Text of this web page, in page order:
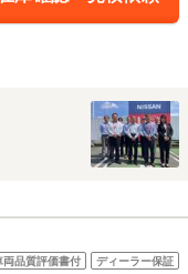
両品質評価書付 ディーラー保証